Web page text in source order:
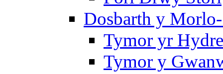
Dosbarth y
Tymor yr
Tymor y